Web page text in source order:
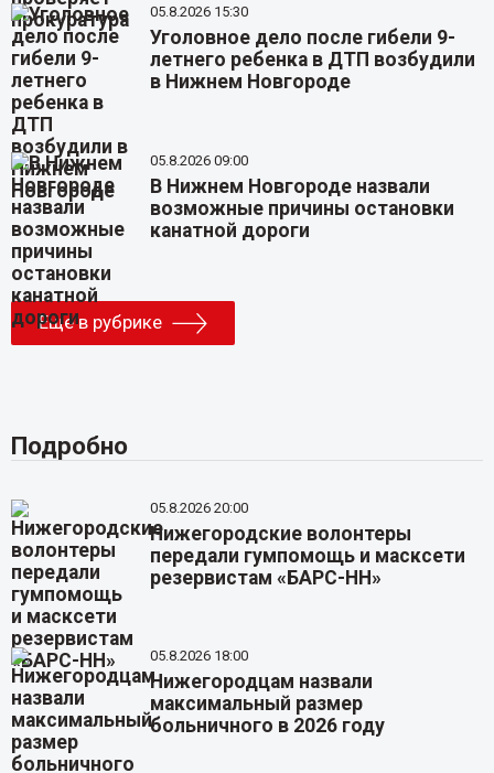
05.8.2026 15:30
Уголовное дело после гибели 9-
летнего ребенка в ДТП возбудили
в Нижнем Новгороде
05.8.2026 09:00
В Нижнем Новгороде назвали
возможные причины остановки
канатной дороги
Еще в рубрике
Подробно
05.8.2026 20:00
Нижегородские волонтеры
передали гумпомощь и масксети
резервистам «БАРС-НН»
05.8.2026 18:00
Нижегородцам назвали
максимальный размер
больничного в 2026 году